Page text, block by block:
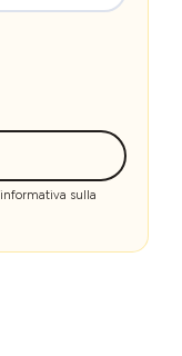
informativa sulla